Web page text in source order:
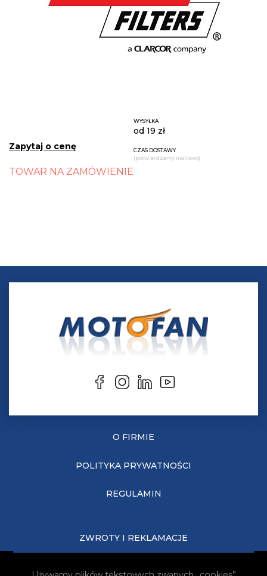
Zapytaj o cenę
TOWAR NA ZAMÓWIENIE
WYSYŁKA
od 19 zł
CZAS DOSTAWY
(potwierdzamy mailowo)
O FIRMIE
POLITYKA PRYWATNOŚCI
REGULAMIN
ZWROTY I REKLAMACJE